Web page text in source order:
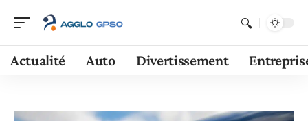
Actualité Auto Divertissement